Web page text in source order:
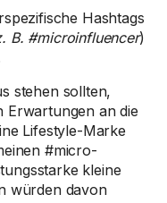
Hashtags
B. #microinfluencer)
stehen sollten,
an die
Lifestyle-Marke
#micro-
kleine
würden davon